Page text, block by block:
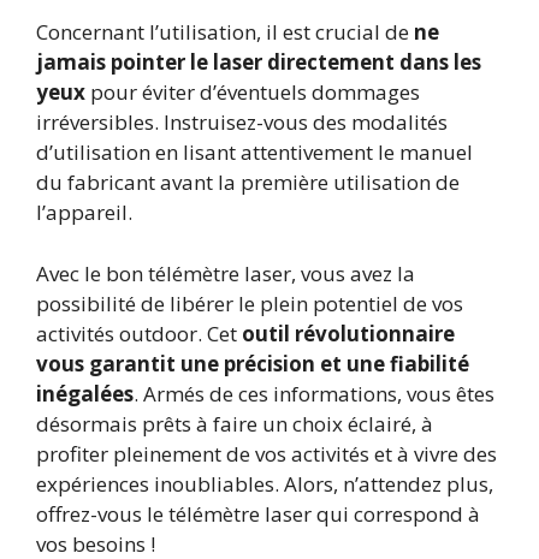
Concernant l’utilisation, il est crucial de ne
jamais pointer le laser directement dans les
yeux pour éviter d’éventuels dommages
irréversibles. Instruisez-vous des modalités
d’utilisation en lisant attentivement le manuel
du fabricant avant la première utilisation de
l’appareil.
Avec le bon télémètre laser, vous avez la
possibilité de libérer le plein potentiel de vos
activités outdoor. Cet outil révolutionnaire
vous garantit une précision et une fiabilité
inégalées. Armés de ces informations, vous êtes
désormais prêts à faire un choix éclairé, à
profiter pleinement de vos activités et à vivre des
expériences inoubliables. Alors, n’attendez plus,
offrez-vous le télémètre laser qui correspond à
vos besoins !